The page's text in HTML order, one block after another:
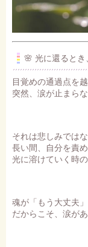
🌸 光に還るとき
目覚めの通過点を越
突然、涙が止まら
それは悲しみではな
長い間、自分を責
光に溶けていく時
魂が「もう大丈夫
だからこそ、涙があ